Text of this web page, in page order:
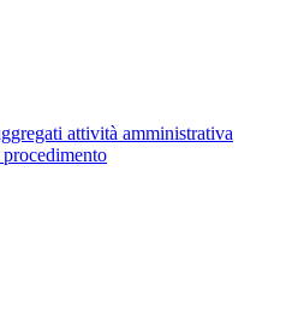
attività amministrativa